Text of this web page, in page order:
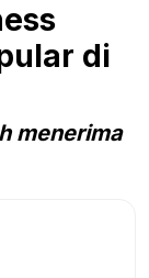
di
menerima